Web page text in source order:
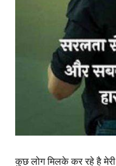
कुछ लोग मिलके कर रहे है मेरी